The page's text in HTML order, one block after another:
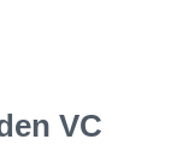
VC